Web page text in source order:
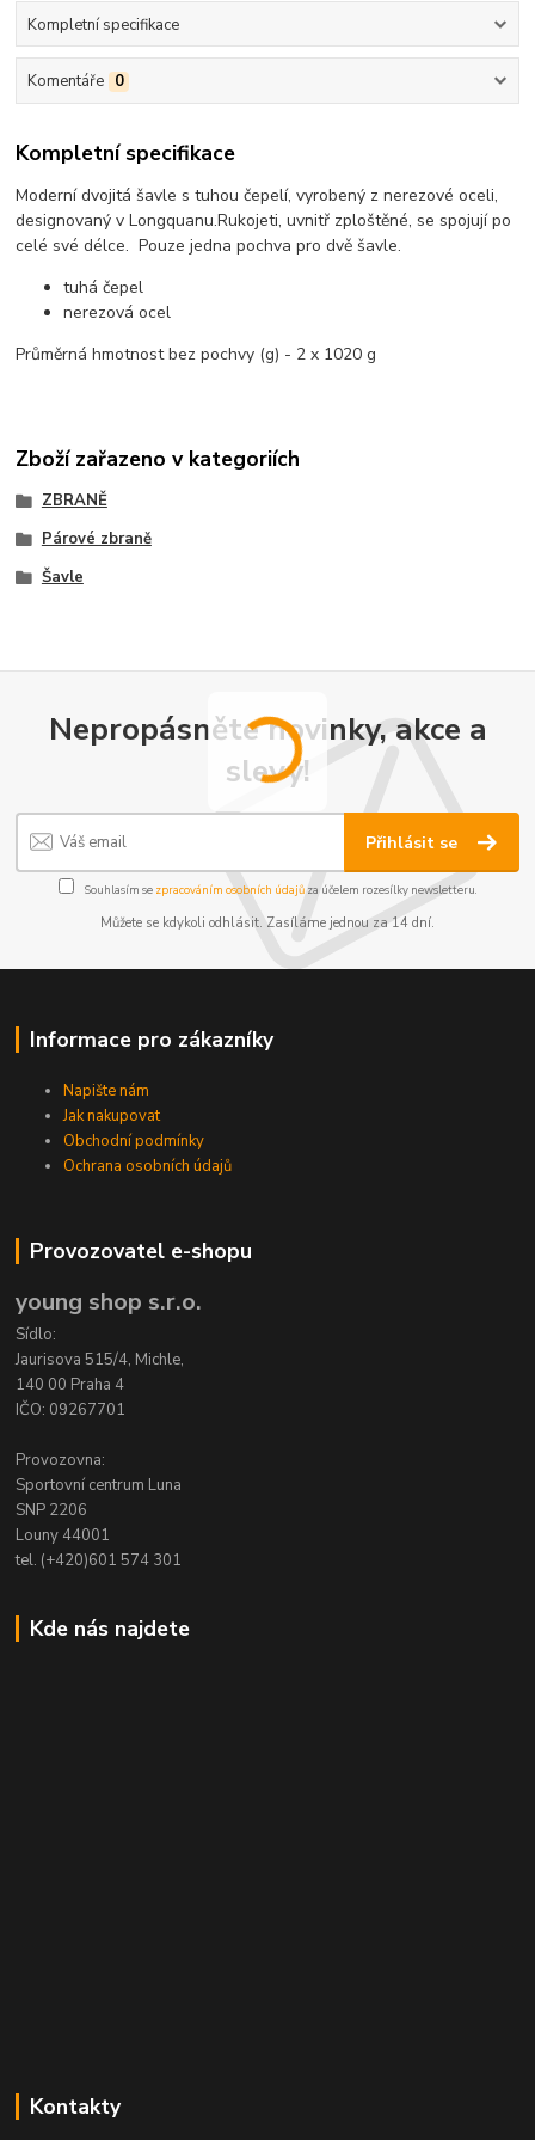
Kompletní specifikace
Komentáře 0
Kompletní specifikace
Moderní dvojitá šavle s tuhou čepelí, vyrobený z nerezové oceli,
designovaný v Longquanu.Rukojeti, uvnitř zploštěné, se spojují po
celé své délce. Pouze jedna pochva pro dvě šavle.
tuhá čepel
nerezová ocel
Průměrná hmotnost bez pochvy (g) - 2 x 1020 g
Zboží zařazeno v kategoriích
ZBRANĚ
Párové zbraně
Šavle
Nepropásněte novinky, akce a
slevy!
Přihlásit se
Souhlasím se zpracováním osobních údajůza účelem rozesílky newsletteru.
Můžete se kdykoli odhlásit. Zasíláme jednou za 14 dní.
Informace pro zákazníky
Napište nám
Jak nakupovat
Obchodní podmínky
Ochrana osobních údajů
Provozovatel e-shopu
young shop s.r.o.
Sídlo:
Jaurisova 515/4, Michle,
140 00 Praha 4
IČO: 09267701
Provozovna:
Sportovní centrum Luna
SNP 2206
Louny 44001
tel. (+420)601 574 301
Kde nás najdete
Kontakty